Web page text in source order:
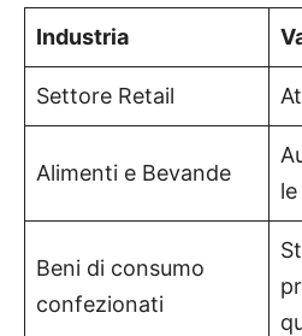
Industria
Settore Retail
Alimenti e Bevande
Beni di consumo
confezionati